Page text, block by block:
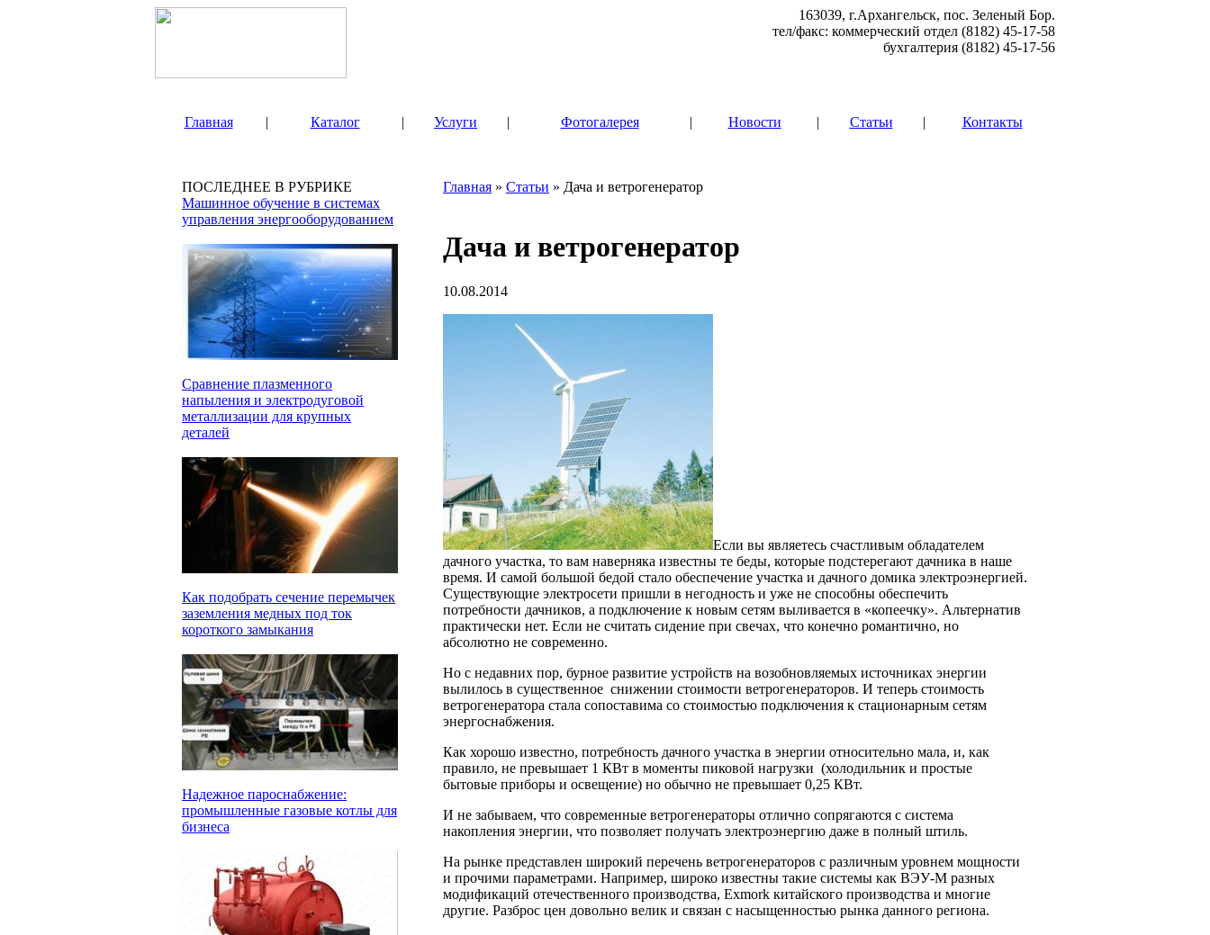
163039, г.Архангельск, пос. Зеленый Бор.
тел/факс: коммерческий отдел (8182) 45-17-58
бухгалтерия (8182) 45-17-56
Главная | Каталог | Услуги | Фотогалерея | Новости | Статьи | Контакты
ПОСЛЕДНЕЕ В РУБРИКЕ
Машинное обучение в системах
управления энергооборудованием
Сравнение плазменного
напыления и электродуговой
металлизации для крупных
деталей
Как подобрать сечение перемычек
заземления медных под ток
короткого замыкания
Надежное пароснабжение:
промышленные газовые котлы для
бизнеса
Главная » Статьи » Дача и ветрогенератор
Дача и ветрогенератор
10.08.2014
Если вы являетесь счастливым обладателем
дачного участка, то вам наверняка известны те беды, которые подстерегают дачника в наше
время. И самой большой бедой стало обеспечение участка и дачного домика электроэнергией.
Существующие электросети пришли в негодность и уже не способны обеспечить
потребности дачников, а подключение к новым сетям выливается в «копеечку». Альтернатив
практически нет. Если не считать сидение при свечах, что конечно романтично, но
абсолютно не современно.
Но с недавних пор, бурное развитие устройств на возобновляемых источниках энергии
вылилось в существенное снижении стоимости ветрогенераторов. И теперь стоимость
ветрогенератора стала сопоставима со стоимостью подключения к стационарным сетям
энергоснабжения.
Как хорошо известно, потребность дачного участка в энергии относительно мала, и, как
правило, не превышает 1 КВт в моменты пиковой нагрузки (холодильник и простые
бытовые приборы и освещение) но обычно не превышает 0,25 КВт.
И не забываем, что современные ветрогенераторы отлично сопрягаются с система
накопления энергии, что позволяет получать электроэнергию даже в полный штиль.
На рынке представлен широкий перечень ветрогенераторов с различным уровнем мощности
и прочими параметрами. Например, широко известны такие системы как ВЭУ-М разных
модификаций отечественного производства, Exmork китайского производства и многие
другие. Разброс цен довольно велик и связан с насыщенностью рынка данного региона.